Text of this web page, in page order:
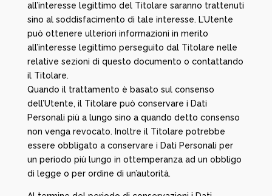
all’interesse legittimo del Titolare saranno trattenuti
sino al soddisfacimento di tale interesse. L’Utente
può ottenere ulteriori informazioni in merito
all’interesse legittimo perseguito dal Titolare nelle
relative sezioni di questo documento o contattando
il Titolare.
Quando il trattamento è basato sul consenso
dell’Utente, il Titolare può conservare i Dati
Personali più a lungo sino a quando detto consenso
non venga revocato. Inoltre il Titolare potrebbe
essere obbligato a conservare i Dati Personali per
un periodo più lungo in ottemperanza ad un obbligo
di legge o per ordine di un’autorità.